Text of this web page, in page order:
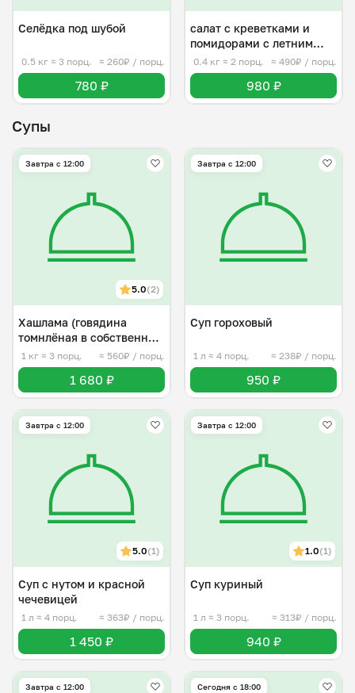
Селёдка под шубой
0.5 кг ≈ 3 порц. ≈ 260₽ / порц.
780 ₽
салат с креветками и
помидорами с летним
вайбом
0.4 кг ≈ 2 порц. ≈ 490₽ / порц.
980 ₽
Супы
Завтра c 12:00
5.0(2)
Хашлама (говядина
томнлёная в собственном
соку )
1 кг ≈ 3 порц. ≈ 560₽ / порц.
1 680 ₽
Завтра c 12:00
Суп гороховый
1 л ≈ 4 порц. ≈ 238₽ / порц.
950 ₽
Завтра c 12:00
5.0(1)
Суп с нутом и красной
чечевицей
1 л ≈ 4 порц. ≈ 363₽ / порц.
1 450 ₽
Завтра c 12:00
1.0(1)
Суп куриный
1 л ≈ 3 порц. ≈ 313₽ / порц.
940 ₽
Завтра c 12:00 Сегодня с 18:00